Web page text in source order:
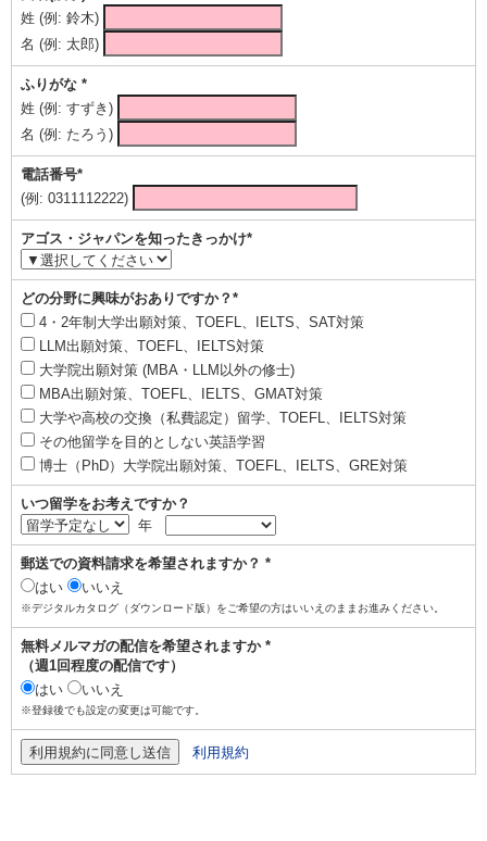
姓 (例: 鈴木)
名 (例: 太郎)
ふりがな *
姓 (例: すずき)
名 (例: たろう)
電話番号*
(例: 0311112222)
アゴス・ジャパンを知ったきっかけ*
どの分野に興味がおありですか？*
4・2年制大学出願対策、TOEFL、IELTS、SAT対策
LLM出願対策、TOEFL、IELTS対策
大学院出願対策 (MBA・LLM以外の修士)
MBA出願対策、TOEFL、IELTS、GMAT対策
大学や高校の交換（私費認定）留学、TOEFL、IELTS対策
その他留学を目的としない英語学習
博士（PhD）大学院出願対策、TOEFL、IELTS、GRE対策
いつ留学をお考えですか？
年
郵送での資料請求を希望されますか？ *
はい
いいえ
※デジタルカタログ（ダウンロード版）をご希望の方はいいえのままお進みください。
無料メルマガの配信を希望されますか *
（週1回程度の配信です）
はい
いいえ
※登録後でも設定の変更は可能です。
利用規約